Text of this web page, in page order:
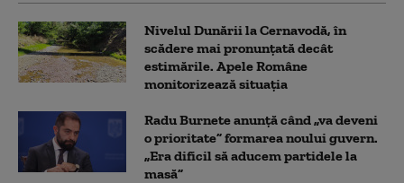
Nivelul Dunării la Cernavodă, în
scădere mai pronunțată decât
estimările. Apele Române
monitorizează situația
Radu Burnete anunță când „va deveni
o prioritate” formarea noului guvern.
„Era dificil să aducem partidele la
masă”